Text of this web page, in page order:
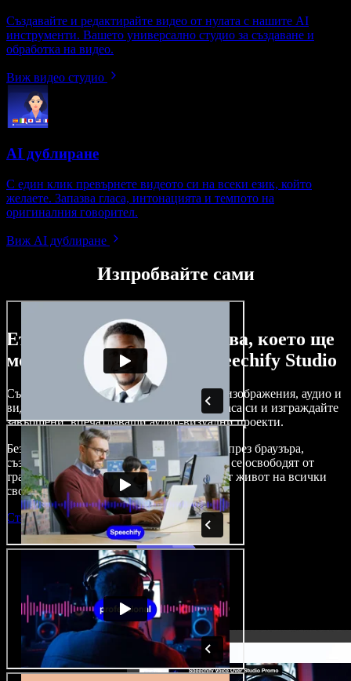
Създавайте и редактирайте видео от нулата с нашите AI
инструменти. Вашето универсално студио за създаване и
обработка на видео.
Виж видео студио
AI дублиране
С един клик превърнете видеото си на всеки език, който
желаете. Запазва гласа, интонацията и темпото на
оригиналния говорител.
Виж AI дублиране
Изпробвайте сами
Ето само малка част от това, което ще
можете да правите със Speechify Studio
Създавайте дублажи, добавяйте стокови изображения, аудио и
видео без авторски права, клонирайте гласа си и изграждайте
завършени, впечатляващи аудио-визуални проекти.
Без крива на обучение и с достъп изцяло през браузъра,
създателите на съдържание вече могат да се освободят от
традиционните ограничения и да вдъхнат живот на всички
свои креативни идеи.
Стартирай Studio